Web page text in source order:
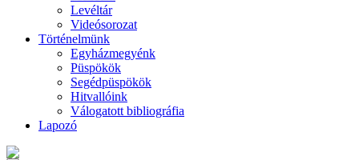
Levéltár
Videósorozat
Történelmünk
Egyházmegyénk
Püspökök
Segédpüspökök
Hitvallóink
Válogatott bibliográfia
Lapozó